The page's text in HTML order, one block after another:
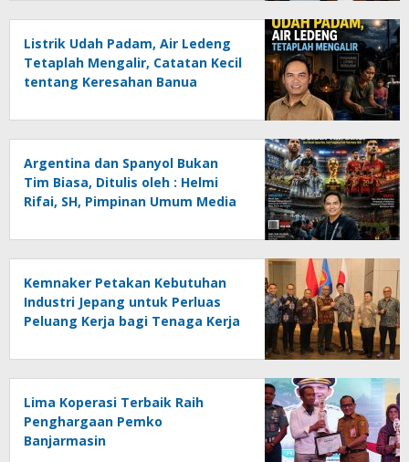
Listrik Udah Padam, Air Ledeng
Tetaplah Mengalir, Catatan Kecil
tentang Keresahan Banua
Ancaman Lingkungan, Oleh :
Helmi Rifai, SH
Argentina dan Spanyol Bukan
Tim Biasa, Ditulis oleh : Helmi
Rifai, SH, Pimpinan Umum Media
Kemnaker Petakan Kebutuhan
Industri Jepang untuk Perluas
Peluang Kerja bagi Tenaga Kerja
Lima Koperasi Terbaik Raih
Penghargaan Pemko
Banjarmasin